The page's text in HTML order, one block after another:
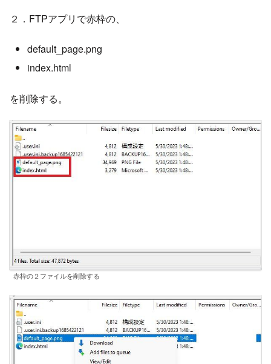
２．FTPアプリで赤枠の、
default_page.png
index.html
を削除する。
赤枠の２ファイルを削除する